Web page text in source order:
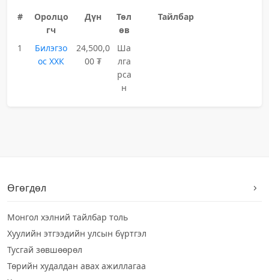
#
Оролцо
гч
Дүн
Төл
өв
Тайлбар
1
Билэгзо
ос ХХК
24,500,0
00 ₮
Ша
лга
рса
н
Өгөгдөл
Монгол хэлний тайлбар толь
Хуулийн этгээдийн улсын бүртгэл
Тусгай зөвшөөрөл
Төрийн худалдан авах ажиллагаа